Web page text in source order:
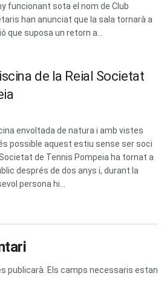
funcionant sota el nom de Club
han anunciat que la sala tornarà a
que suposa un retorn a...
de la Reial Societat
envoltada de natura i amb vistes
possible aquest estiu sense ser soci
de Tennis Pompeia ha tornat a
després de dos anys i, durant la
persona hi...
publicarà. Els camps necessaris estan